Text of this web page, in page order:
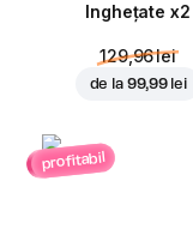
Inghețate x2
129,96 lei
de la 99,99 lei
profitabil